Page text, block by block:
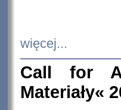
więcej...
Call for
Materiały«